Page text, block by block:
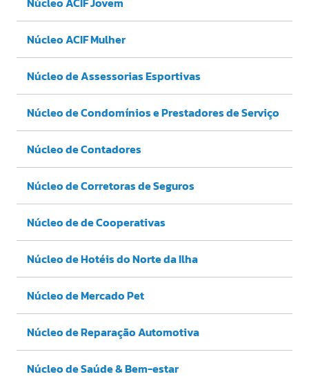
Núcleo ACIF Mulher
Núcleo de Assessorias Esportivas
Núcleo de Condomínios e Prestadores de Serviço
Núcleo de Contadores
Núcleo de Corretoras de Seguros
Núcleo de de Cooperativas
Núcleo de Hotéis do Norte da Ilha
Núcleo de Mercado Pet
Núcleo de Reparação Automotiva
Núcleo de Saúde & Bem-estar